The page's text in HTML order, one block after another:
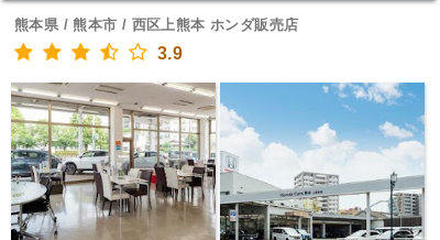
熊本県 / 熊本市 / 西区上熊本 ホンダ販売店
3.9